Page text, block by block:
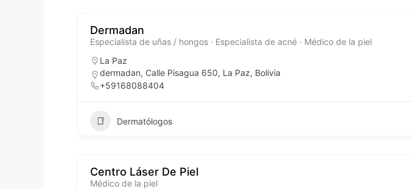
Dermadan
Especialista de uñas / hongos · Especialista de acné · Médico de la piel
La Paz
dermadan, Calle Pisagua 650, La Paz, Bolivia
+59168088404
Dermatólogos
Centro Láser De Piel
Médico de la piel